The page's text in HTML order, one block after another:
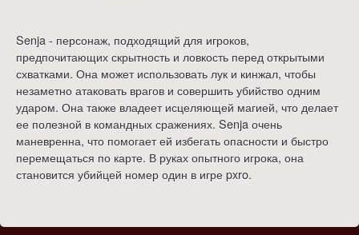
Senja - персонаж, подходящий для игроков,
предпочитающих скрытность и ловкость перед открытыми
схватками. Она может использовать лук и кинжал, чтобы
незаметно атаковать врагов и совершить убийство одним
ударом. Она также владеет исцеляющей магией, что делает
ее полезной в командных сражениях. Senja очень
маневренна, что помогает ей избегать опасности и быстро
перемещаться по карте. В руках опытного игрока, она
становится убийцей номер один в игре pxro.